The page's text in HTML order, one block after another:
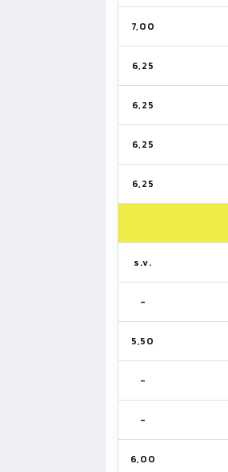
7,00
6,25
6,25
6,25
6,25
s.v.
-
5,50
-
-
6,00